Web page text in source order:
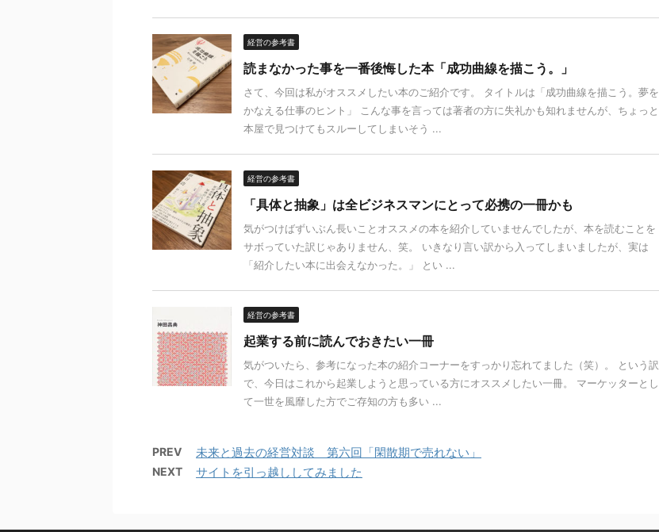
経営の参考書
読まなかった事を一番後悔した本「成功曲線を描こう。」
さて、今回は私がオススメしたい本のご紹介です。 タイトルは「成功曲線を描こう。夢を
かなえる仕事のヒント」 こんな事を言っては著者の方に失礼かも知れませんが、ちょっと
本屋で見つけてもスルーしてしまいそう ...
経営の参考書
「具体と抽象」は全ビジネスマンにとって必携の一冊かも
気がつけばずいぶん長いことオススメの本を紹介していませんでしたが、本を読むことを
サボっていた訳じゃありません、笑。 いきなり言い訳から入ってしまいましたが、実は
「紹介したい本に出会えなかった。」 とい ...
経営の参考書
起業する前に読んでおきたい一冊
気がついたら、参考になった本の紹介コーナーをすっかり忘れてました（笑）。 という訳
で、今日はこれから起業しようと思っている方にオススメしたい一冊。 マーケッターとし
て一世を風靡した方でご存知の方も多い ...
PREV 未来と過去の経営対談 第六回「閑散期で売れない」
NEXT サイトを引っ越ししてみました